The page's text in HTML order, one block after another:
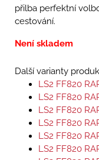
přilba perfektní
cestování.
Není skladem
Další varianty
LS2 FF820
LS2 FF820
LS2 FF820
LS2 FF820
LS2 FF820
LS2 FF820